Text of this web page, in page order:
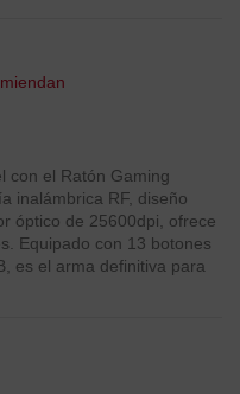
con el Ratón Gaming
inalámbrica RF, diseño
óptico de 25600dpi, ofrece
Equipado con 13 botones
es el arma definitiva para